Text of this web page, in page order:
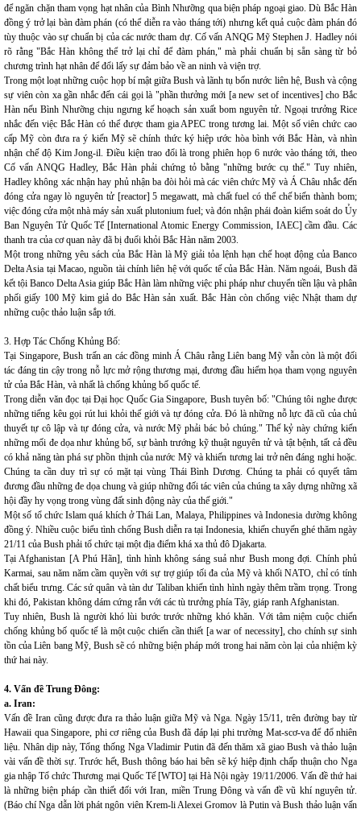
để ngăn chặn tham vọng hạt nhân của Bình Nhưỡng qua biện pháp ngoại giao. Dù Bắc Hàn
đồng ý trở lại bàn đàm phán (có thể diễn ra vào tháng tới) nhưng kết quả cuộc đàm phán đó
tùy thuộc vào sự chuẩn bị của các nước tham dự. Cố vấn ANQG Mỹ Stephen J. Hadley nói
rõ rằng "Bắc Hàn không thể trở lại chỉ để đàm phán," mà phải chuẩn bị sẵn sàng từ bỏ
chương trình hạt nhân để đổi lấy sự đảm bảo về an ninh và viện trợ.
Trong một loạt những cuộc họp bí mật giữa Bush và lãnh tụ bốn nước liên hệ, Bush và cộng
sự viên còn xa gần nhắc đến cái gọi là "phần thưởng mới [a new set of incentives] cho Bắc
Hàn nếu Bình Nhưỡng chịu ngưng kế hoạch sản xuất bom nguyên tử. Ngoại trưởng Rice
nhắc đến việc Bắc Hàn có thể được tham gia APEC trong tương lai. Một số viên chức cao
cấp Mỹ còn đưa ra ý kiến Mỹ sẽ chính thức ký hiệp ước hòa bình với Bắc Hàn, và nhìn
nhận chế độ Kim Jong-il. Điều kiện trao đổi là trong phiên họp 6 nước vào tháng tới, theo
Cố vấn ANQG Hadley, Bắc Hàn phải chứng tỏ bằng "những bước cụ thể." Tuy nhiên,
Hadley không xác nhận hay phủ nhận ba đòi hỏi mà các viên chức Mỹ và Á Châu nhắc đến
đóng cửa ngay lò nguyên tử [reactor] 5 megawatt, mà chất fuel có thể chế biến thành bom;
việc đóng cửa một nhà máy sản xuất plutonium fuel; và đón nhận phái đoàn kiểm soát do Ủy
Ban Nguyên Tử Quốc Tế [International Atomic Energy Commission, IAEC] cầm đầu. Các
thanh tra của cơ quan này đã bị đuổi khỏi Bắc Hàn năm 2003.
Một trong những yêu sách của Bắc Hàn là Mỹ giải tỏa lệnh hạn chế hoạt động của Banco
Delta Asia tại Macao, nguồn tài chính liên hệ với quốc tế của Bắc Hàn. Năm ngoái, Bush đã
kết tội Banco Delta Asia giúp Bắc Hàn làm những việc phi pháp như chuyển tiền lậu và phân
phối giấy 100 Mỹ kim giả do Bắc Hàn sản xuất. Bắc Hàn còn chống việc Nhật tham dự
những cuộc thảo luận sắp tới.
3. Hợp Tác Chống Khủng Bố:
Tại Singapore, Bush trấn an các đồng minh Á Châu rằng Liên bang Mỹ vẫn còn là một đối
tác đáng tin cậy trong nỗ lực mở rộng thương mại, đương đầu hiểm họa tham vọng nguyên
tử của Bắc Hàn, và nhất là chống khủng bố quốc tế.
Trong diễn văn đọc tại Đại học Quốc Gia Singapore, Bush tuyên bố: "Chúng tôi nghe được
những tiếng kêu gọi rút lui khỏi thế giới và tự đóng cửa. Đó là những nỗ lực đã cũ của chủ
thuyết tự cô lập và tự đóng cửa, và nước Mỹ phải bác bỏ chúng." Thế kỷ này chứng kiến
những mối đe dọa như khủng bố, sự bành trướng kỹ thuật nguyên tử và tật bệnh, tất cả đều
có khả năng tàn phá sự phồn thịnh của nước Mỹ và khiến tương lai trở nên đáng nghi hoặc.
Chúng ta cần duy trì sự có mặt tại vùng Thái Bình Dương. Chúng ta phải có quyết tâm
đương đầu những đe dọa chung và giúp những đối tác viên của chúng ta xây dựng những xã
hội đầy hy vọng trong vùng đất sinh động này của thế giới."
Một số tổ chức Islam quá khích ở Thái Lan, Malaya, Philippines và Indonesia dường không
đồng ý. Nhiều cuộc biểu tình chống Bush diễn ra tại Indonesia, khiến chuyến ghé thăm ngày
21/11 của Bush phải tổ chức tại một địa điểm khá xa thủ đô Djakarta.
Tại Afghanistan [A Phú Hãn], tình hình không sáng suả như Bush mong đợi. Chính phủ
Karmai, sau năm năm cầm quyền với sự trợ giúp tối đa của Mỹ và khối NATO, chỉ có tính
chất biểu trưng. Các sứ quân và tàn dư Taliban khiến tình hình ngày thêm trầm trọng. Trong
khi đó, Pakistan không dám cứng rắn với các tù trưởng phía Tây, giáp ranh Afghanistan.
Tuy nhiên, Bush là người khó lùi bước trước những khó khăn. Với tâm niệm cuộc chiến
chống khủng bố quốc tế là một cuộc chiến cần thiết [a war of necessity], cho chính sự sinh
tồn của Liên bang Mỹ, Bush sẽ có những biện pháp mới trong hai năm còn lại của nhiệm kỳ
thứ hai này.
4. Vấn đề Trung Đông:
a. Iran:
Vấn đề Iran cũng được đưa ra thảo luận giữa Mỹ và Nga. Ngày 15/11, trên đường bay từ
Hawaii qua Singapore, phi cơ riêng của Bush đã đáp lại phi trường Mat-scơ-va để đổ nhiên
liệu. Nhân dịp này, Tổng thống Nga Vladimir Putin đã đến thăm xã giao Bush và thảo luận
vài vấn đề thời sự. Trước hết, Bush thông báo hai bên sẽ ký hiệp định chấp thuận cho Nga
gia nhập Tổ chức Thương mại Quốc Tế [WTO] tại Hà Nội ngày 19/11/2006. Vấn đề thứ hai
là những biện pháp cần thiết đối với Iran, miền Trung Đông và vấn đề vũ khí nguyên tử.
(Báo chí Nga dẫn lời phát ngôn viên Krem-li Alexei Gromov là Putin và Bush thảo luận vấn